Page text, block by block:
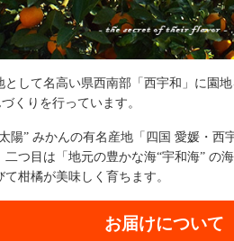
して名高い県西南部「西宇和」に園
くりを行っています。
陽” みかんの有名産地「四国 愛媛・
二つ目は「地元の豊かな海“宇和海”
柑橘が美味しく育ちます。
お届けについて